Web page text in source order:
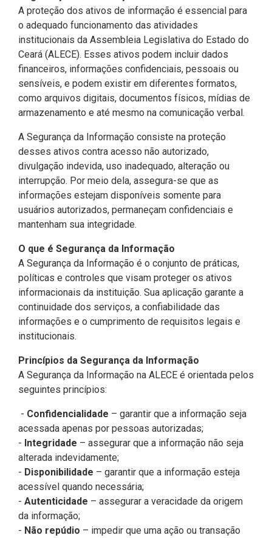
CODINS
Comitê de Gestão Estratégica -
COGE
Comunicação Legislativa
Coordenadoria do Sistema
Alece de Comunicação
Célula de Fotografia
Célula de Assessoria de
Comunicação
Célula de Projetos Especiais
Coordenadoria de Polícia
Centro de Estudos e Atividades
Estratégicas (CEAE)
Controladoria
Concursos e Processos
Seletivos
Procuradoria Geral
Tecnologia da Informação
Institucionais
Secretaria Executiva da Mesa
Diretora
Coordenadoria de Eventos e
Cerimonial
Comitê de Imprensa
1ª Companhia do Batalhão de
Prevenção Institucional
Corregedoria
Divisas Territoriais do Ceará
Comitê de Prevenção e
Combate à Violência
Comitê de Responsabilidade
Social
Gestão Ambiental
Defensoria Pública do Ceará
Departamento de Saúde e
Assistência Social
Escola Superior do Parlamento
Cearense (Unipace)
Instituto de Estudos e
Pesquisas Sobre o
Desenvolvimento do Ceará -
Inesp
Malce - Memorial da Alece
Procon Alece
Procuradoria Especial da Mulher
Sala do Empreendedor
Defesa Social
Des. Regional, Recursos Hí­
dricos, Minas e Pesca
Direitos Humanos e Cidadania
Educação Básica
Fiscalização e Controle
Indústria, Desenvolvimento
Econômico e Comércio
Infância e Adolescência
Meio Ambiente, Mudanças
Climáticas e Desenvolvimento
do Semiárido
Orçamento, Finanças e
Tributação
Previdência Social e Saúde
Proteção Social e Combate à
Fome
Trabalho, Administração e
Serviço Publico
Turismo e Serviços
Viação, Transporte e Des.
Urbano
Consultoria Legislativa
Votações Nominais
Medalhas e comendas da Alece
Mapa de Leis Históricas
Utilidade pública
Políticas Institucionais
A proteção dos ativos de informação é essencial para
o adequado funcionamento das atividades
institucionais da Assembleia Legislativa do Estado do
Ceará (ALECE). Esses ativos podem incluir dados
financeiros, informações confidenciais, pessoais ou
sensíveis, e podem existir em diferentes formatos,
como arquivos digitais, documentos físicos, mídias de
armazenamento e até mesmo na comunicação verbal.
A Segurança da Informação consiste na proteção
desses ativos contra acesso não autorizado,
divulgação indevida, uso inadequado, alteração ou
interrupção. Por meio dela, assegura-se que as
informações estejam disponíveis somente para
usuários autorizados, permaneçam confidenciais e
mantenham sua integridade.
O que é Segurança da Informação
A Segurança da Informação é o conjunto de práticas,
políticas e controles que visam proteger os ativos
informacionais da instituição. Sua aplicação garante a
continuidade dos serviços, a confiabilidade das
informações e o cumprimento de requisitos legais e
institucionais.
Princípios da Segurança da Informação
A Segurança da Informação na ALECE é orientada pelos
seguintes princípios:
- Confidencialidade – garantir que a informação seja
acessada apenas por pessoas autorizadas;
- Integridade – assegurar que a informação não seja
alterada indevidamente;
- Disponibilidade – garantir que a informação esteja
acessível quando necessária;
- Autenticidade – assegurar a veracidade da origem
da informação;
- Não repúdio – impedir que uma ação ou transação